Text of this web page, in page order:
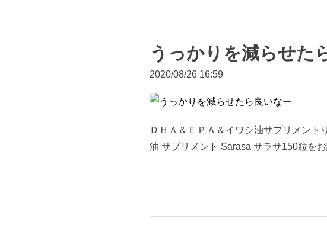
うっかりを減らせた
2020/08/26 16:59
ＤＨＡ＆ＥＰＡ＆イワシ油サプリメン
油 サプリメント Sarasa サラサ150粒を